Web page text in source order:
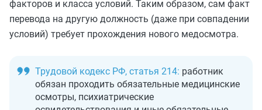
факторов и класса условий. Таким образом, сам факт
перевода на другую должность (даже при совпадении
условий) требует прохождения нового медосмотра.
Трудовой кодекс РФ, статья 214: работник
обязан проходить обязательные медицинские
осмотры, психиатрические